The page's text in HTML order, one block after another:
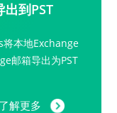
到PST
本地Exchange
邮箱导出为PST
了解更多